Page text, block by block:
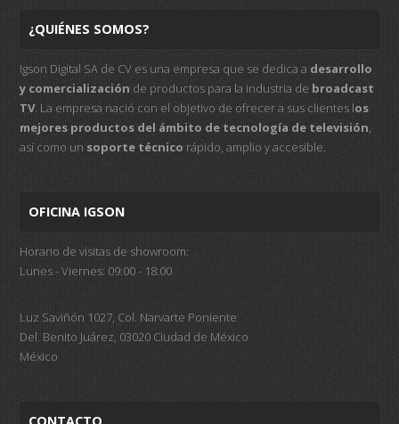
¿QUIÉNES SOMOS?
Igson Digital SA de CV es una empresa que se dedica a desarrollo
y comercialización de productos para la industria de broadcast
TV. La empresa nació con el objetivo de ofrecer a sus clientes los
mejores productos del ámbito de tecnología de televisión,
así como un soporte técnico rápido, amplio y accesible.
OFICINA IGSON
Horario de visitas de showroom:
Lunes - Viernes: 09:00 - 18:00
Luz Saviñón 1027, Col. Narvarte Poniente
Del. Benito Juárez, 03020 Ciudad de México
México